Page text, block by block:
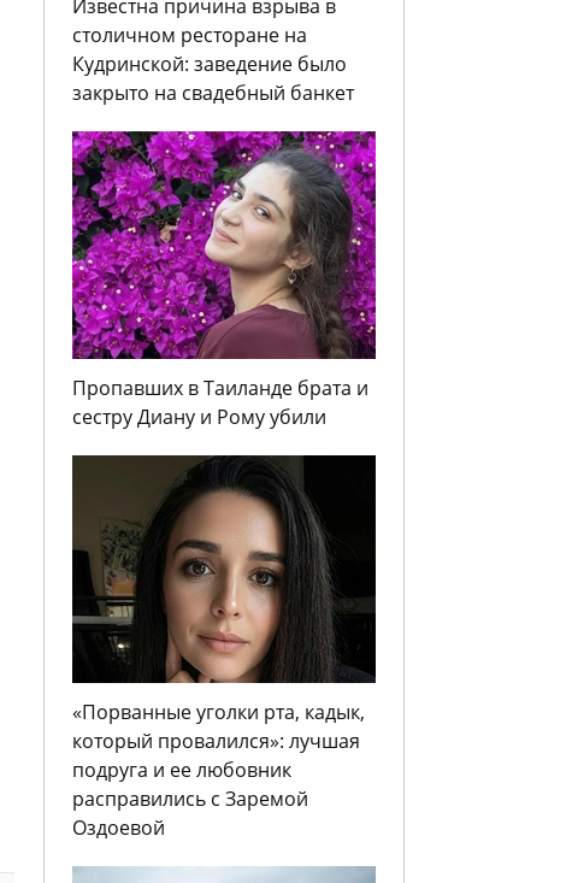
Известна причина взрыва в
столичном ресторане на
Кудринской: заведение было
закрыто на свадебный банкет
Пропавших в Таиланде брата и
сестру Диану и Рому убили
«Порванные уголки рта, кадык,
который провалился»: лучшая
подруга и ее любовник
расправились с Заремой
Оздоевой